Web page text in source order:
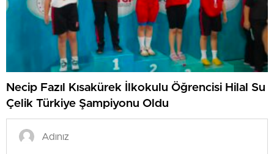
Necip Fazıl Kısakürek İlkokulu Öğrencisi Hilal Su
Çelik Türkiye Şampiyonu Oldu